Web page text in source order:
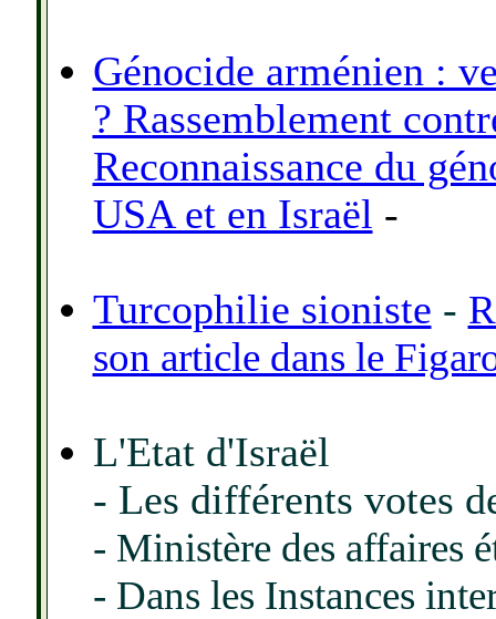
Génocide arménien :
? Rassemblement
Reconnaissance du
USA et en Israël -
Turcophilie sioniste -
son article dans le
L'Etat d'Israël
- Les différents votes
- Ministère des affaires
- Dans les Instances